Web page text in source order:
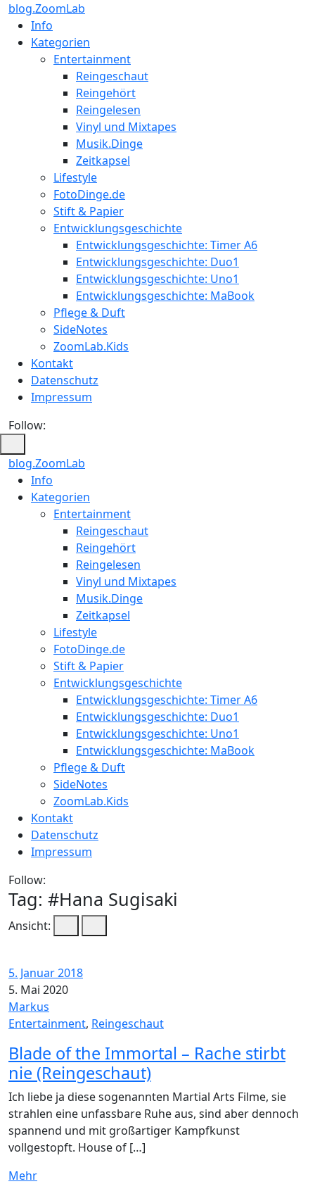
blog.ZoomLab
Info
Kategorien
Entertainment
Reingeschaut
Reingehört
Reingelesen
Vinyl und Mixtapes
Musik.Dinge
Zeitkapsel
Lifestyle
FotoDinge.de
Stift & Papier
Entwicklungsgeschichte
Entwicklungsgeschichte: Timer A6
Entwicklungsgeschichte: Duo1
Entwicklungsgeschichte: Uno1
Entwicklungsgeschichte: MaBook
Pflege & Duft
SideNotes
ZoomLab.Kids
Kontakt
Datenschutz
Impressum
Follow:
blog.ZoomLab
ZoomLab
//
Info
Kategorien
Entertainment
Reingeschaut
Reingehört
Reingelesen
Vinyl und Mixtapes
Musik.Dinge
Zeitkapsel
Lifestyle
FotoDinge.de
Stift & Papier
Entwicklungsgeschichte
Entwicklungsgeschichte: Timer A6
Entwicklungsgeschichte: Duo1
Entwicklungsgeschichte: Uno1
Entwicklungsgeschichte: MaBook
Pflege & Duft
SideNotes
ZoomLab.Kids
Kontakt
Datenschutz
Impressum
Follow:
Tag: #Hana Sugisaki
Ansicht:
5. Januar 2018
5. Mai 2020
Markus
Entertainment, Reingeschaut
Blade of the Immortal – Rache stirbt
nie (Reingeschaut)
Ich liebe ja diese sogenannten Martial Arts Filme, sie
strahlen eine unfassbare Ruhe aus, sind aber dennoch
spannend und mit großartiger Kampfkunst
vollgestopft. House of […]
Mehr